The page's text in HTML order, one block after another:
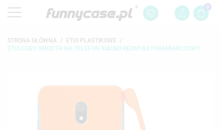
0
STRONA GŁÓWNA
ETUI PLASTIKOWE
ETUI COBY SMOOTH NA TELEFON XIAOMI REDMI 8A POMARAŃCZOWY